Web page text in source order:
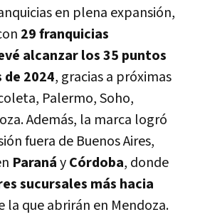
en plena expansión,
29 franquicias
alcanzar los 35 puntos
de 2024, gracias a próximas
Palermo, Soho,
Además, la marca logró
fuera de Buenos Aires,
ParanáyCórdoba, donde
sucursales más hacia
la que abrirán en Mendoza.